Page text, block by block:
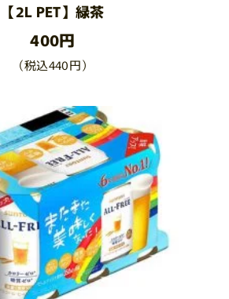
【2L PET】緑茶
400円
（税込440円）